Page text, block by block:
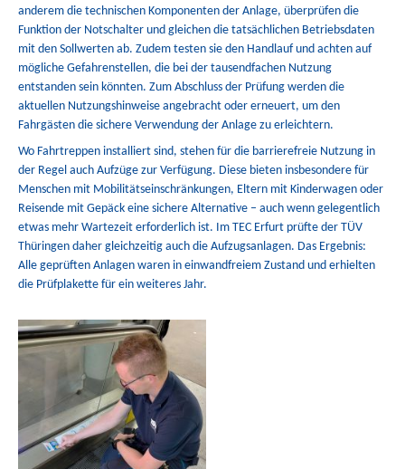
anderem die technischen Komponenten der Anlage, überprüfen die
Funktion der Notschalter und gleichen die tatsächlichen Betriebsdaten
mit den Sollwerten ab. Zudem testen sie den Handlauf und achten auf
mögliche Gefahrenstellen, die bei der tausendfachen Nutzung
entstanden sein könnten. Zum Abschluss der Prüfung werden die
aktuellen Nutzungshinweise angebracht oder erneuert, um den
Fahrgästen die sichere Verwendung der Anlage zu erleichtern.
Wo Fahrtreppen installiert sind, stehen für die barrierefreie Nutzung in
der Regel auch Aufzüge zur Verfügung. Diese bieten insbesondere für
Menschen mit Mobilitätseinschränkungen, Eltern mit Kinderwagen oder
Reisende mit Gepäck eine sichere Alternative – auch wenn gelegentlich
etwas mehr Wartezeit erforderlich ist. Im TEC Erfurt prüfte der TÜV
Thüringen daher gleichzeitig auch die Aufzugsanlagen. Das Ergebnis:
Alle geprüften Anlagen waren in einwandfreiem Zustand und erhielten
die Prüfplakette für ein weiteres Jahr.